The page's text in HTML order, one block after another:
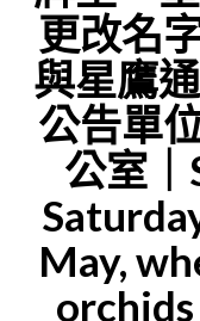
更改名
與星鷹
公告單
公室｜
May,